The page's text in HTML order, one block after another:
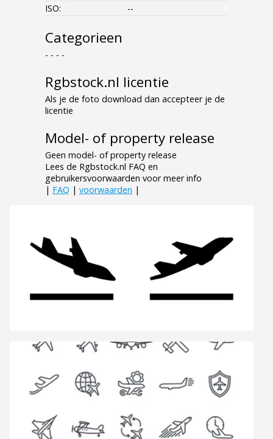
ISO:
--
Categorieen
- - - -
Rgbstock.nl licentie
Als je de foto download dan accepteer je de
licentie
Model- of property release
Geen model- of property release
Lees de Rgbstock.nl FAQ en
gebruikersvoorwaarden voor meer info
| FAQ | voorwaarden |